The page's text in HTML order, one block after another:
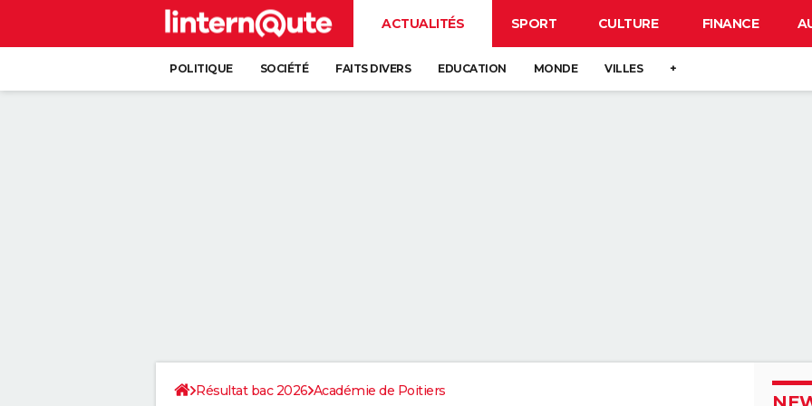
ACTUALITÉS SPORT CULTURE FINANCE
POLITIQUE SOCIÉTÉ FAITS DIVERS EDUCATION MONDE VILLES +
Résultat bac 2026 Académie de Poitiers